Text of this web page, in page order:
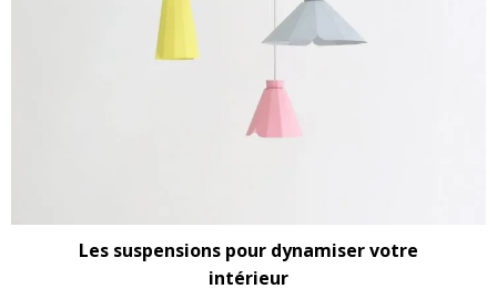
Les suspensions pour dynamiser votre
intérieur